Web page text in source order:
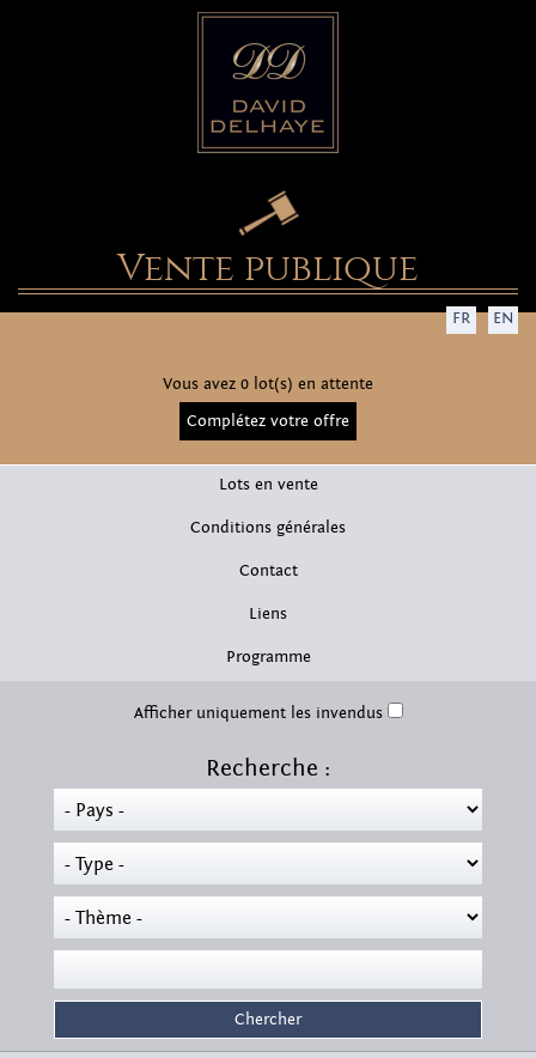
Vente publique
FR EN
Vous avez 0 lot(s) en attente
Complétez votre offre
Lots en vente
Conditions générales
Contact
Liens
Programme
Afficher uniquement les invendus
Recherche :